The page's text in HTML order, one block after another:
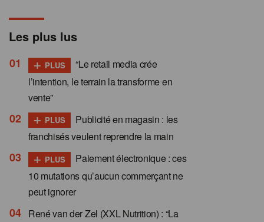
Les plus lus
+ PLUS
“Le retail media crée
l’intention, le terrain la transforme en
vente”
+ PLUS
Publicité en magasin : les
franchisés veulent reprendre la main
+ PLUS
Paiement électronique : ces
10 mutations qu’aucun commerçant ne
peut ignorer
René van der Zel (XXL Nutrition) : “La